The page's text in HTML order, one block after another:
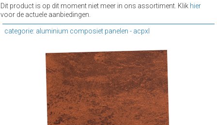
Dit product is op dit moment niet meer in ons assortiment. Klik hier
voor de actuele aanbiedingen.
categorie: aluminium composiet panelen - acpxl